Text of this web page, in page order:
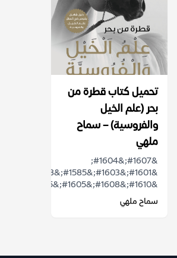
تحميل كتاب قطرة من
بحر (علم الخيل
والفروسية) – سماح
ملهي
&#1607;&#1604;
&#1610;&#1608;&#1605;&#1575;&#1611;...
سماح ملهي